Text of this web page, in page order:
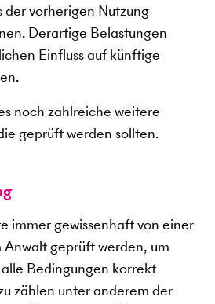
vorherigen Nutzung
Derartige Belastungen
Einfluss auf künftige
noch zahlreiche weitere
geprüft werden sollten.
immer gewissenhaft von einer
geprüft werden, um
Bedingungen korrekt
zählen unter anderem der